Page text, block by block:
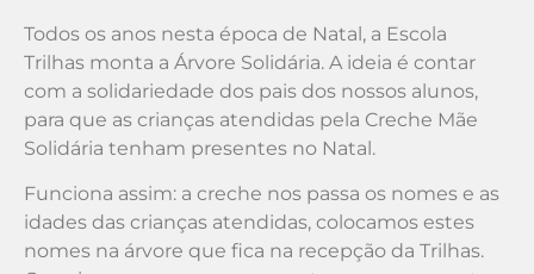
Todos os anos nesta época de Natal, a Escola
Trilhas monta a Árvore Solidária. A ideia é contar
com a solidariedade dos pais dos nossos alunos,
para que as crianças atendidas pela Creche Mãe
Solidária tenham presentes no Natal.
Funciona assim: a creche nos passa os nomes e as
idades das crianças atendidas, colocamos estes
nomes na árvore que fica na recepção da Trilhas.